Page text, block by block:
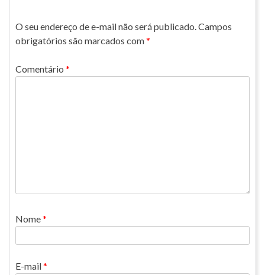
O seu endereço de e-mail não será publicado. Campos
obrigatórios são marcados com*
Comentário *
Nome*
E-mail*